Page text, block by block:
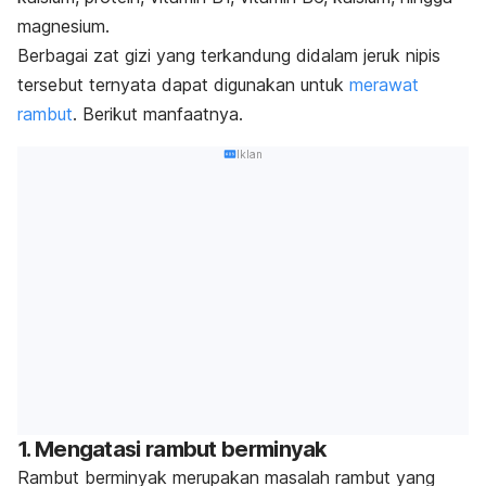
magnesium.
Berbagai zat gizi yang terkandung didalam jeruk nipis
tersebut ternyata dapat digunakan untuk merawat
rambut. Berikut manfaatnya.
Iklan
1. Mengatasi rambut berminyak
Rambut berminyak merupakan masalah rambut yang